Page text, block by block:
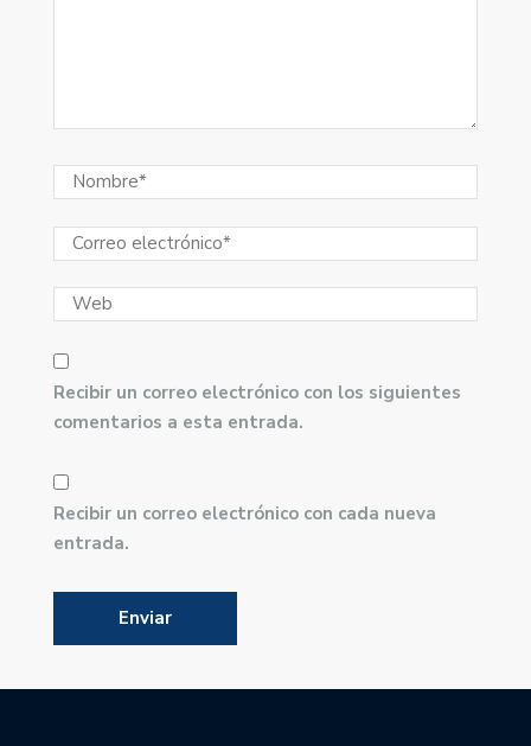
Recibir un correo electrónico con los siguientes
comentarios a esta entrada.
Recibir un correo electrónico con cada nueva
entrada.